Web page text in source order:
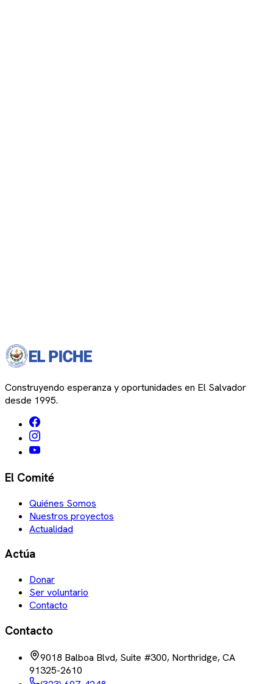
Construyendo esperanza y oportunidades en El Salvador
desde 1995.
El Comité
Quiénes Somos
Nuestros proyectos
Actualidad
Actúa
Donar
Ser voluntario
Contacto
Contacto
9018 Balboa Blvd, Suite #300, Northridge, CA
91325-2610